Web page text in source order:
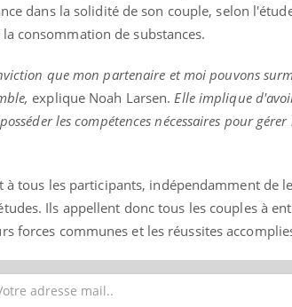
dans la solidité de son couple, selon
consommation de substances.
que mon partenaire et moi pouvons
explique Noah Larsen. Elle implique
les compétences nécessaires pour
à tous les participants, indépendamment de
Ils appellent donc tous les couples à
forces communes et les réussites
numérique » pour
à la médecine
lié à un groupe
en matière de bilan de
d'un « jumeau
permet ...